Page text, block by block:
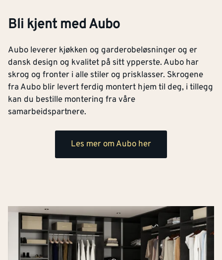
Bli kjent med Aubo
Aubo leverer kjøkken og garderobeløsninger og er
dansk design og kvalitet på sitt ypperste. Aubo har
skrog og fronter i alle stiler og prisklasser. Skrogene
fra Aubo blir levert ferdig montert hjem til deg, i tillegg
kan du bestille montering fra våre
samarbeidspartnere.
Les mer om Aubo her